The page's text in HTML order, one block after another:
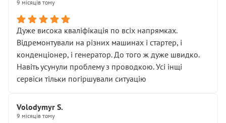
9 місяців тому
Дуже висока кваліфікація по всіх напрямках.
Відремонтували на різних машинах і стартер, і
конденціонер, і генератор. До того ж дуже швидко.
Навіть усунули проблему з проводкою. Усі інщі
сервіси тільки погіршували ситуацію
Volodymyr S.
9 місяців тому